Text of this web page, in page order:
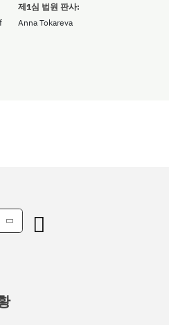
제1심 법원 판사:
Anna Tokareva